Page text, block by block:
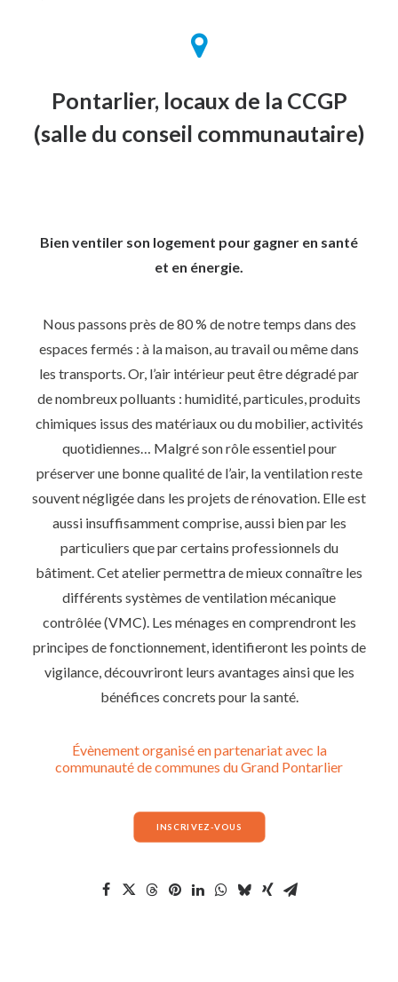
Pontarlier, locaux de la CCGP
(salle du conseil communautaire)
Bien ventiler son logement pour gagner en santé
et en énergie.
Nous passons près de 80 % de notre temps dans des
espaces fermés : à la maison, au travail ou même dans
les transports. Or, l’air intérieur peut être dégradé par
de nombreux polluants : humidité, particules, produits
chimiques issus des matériaux ou du mobilier, activités
quotidiennes… Malgré son rôle essentiel pour
préserver une bonne qualité de l’air, la ventilation reste
souvent négligée dans les projets de rénovation. Elle est
aussi insuffisamment comprise, aussi bien par les
particuliers que par certains professionnels du
bâtiment. Cet atelier permettra de mieux connaître les
différents systèmes de ventilation mécanique
contrôlée (VMC). Les ménages en comprendront les
principes de fonctionnement, identifieront les points de
vigilance, découvriront leurs avantages ainsi que les
bénéfices concrets pour la santé.
Évènement organisé en partenariat avec la
communauté de communes du Grand Pontarlier
INSCRIVEZ-VOUS